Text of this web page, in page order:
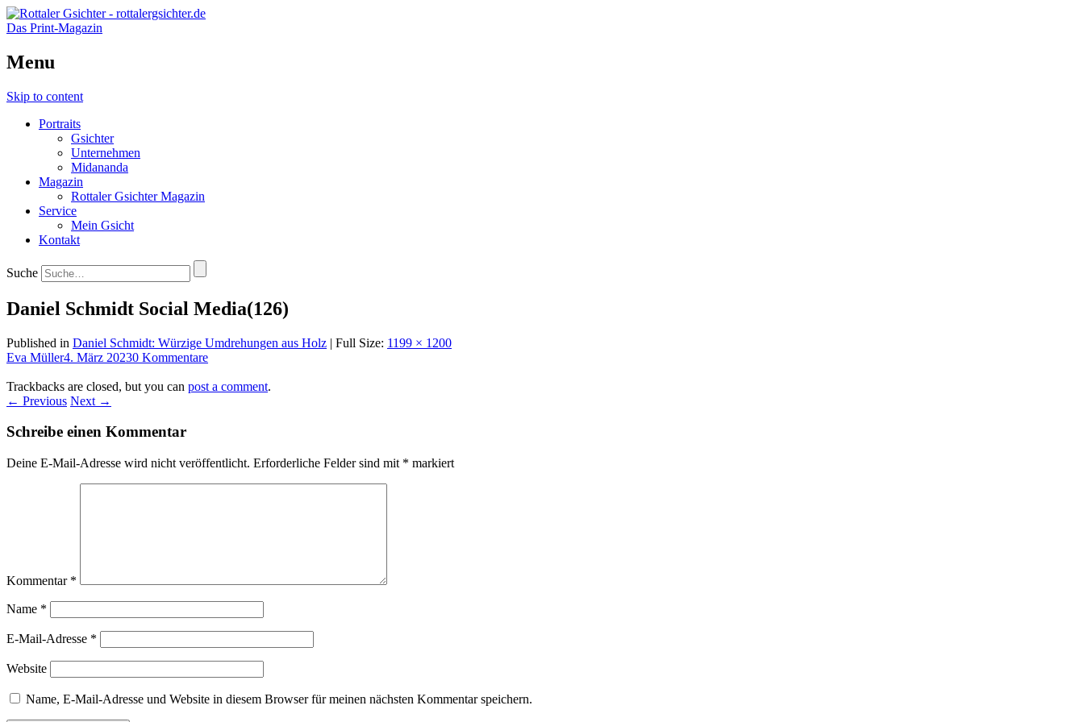
Das Print-Magazin
Menu
Skip to content
Portraits
Gsichter
Unternehmen
Midananda
Magazin
Rottaler Gsichter Magazin
Service
Mein Gsicht
Kontakt
Suche
Daniel Schmidt Social Media(126)
Published in Daniel Schmidt: Würzige Umdrehungen aus Holz | Full Size: 1199 × 1200
Eva Müller4. März 20230 Kommentare
Trackbacks are closed, but you can post a comment.
← Previous Next →
Schreibe einen Kommentar
Deine E-Mail-Adresse wird nicht veröffentlicht. Erforderliche Felder sind mit * markiert
Kommentar *
Name *
E-Mail-Adresse *
Website
Name, E-Mail-Adresse und Website in diesem Browser für meinen nächsten Kommentar speichern.